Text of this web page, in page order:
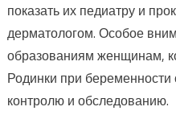
показать их педиатру и
дерматологом. Особое
образованиям женщинам,
Родинки при
контролю и обследованию.